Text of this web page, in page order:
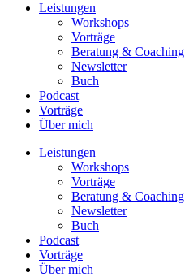
Leistungen
Workshops
Vorträge
Beratung & Coaching
Newsletter
Buch
Podcast
Vorträge
Über mich
Leistungen
Workshops
Vorträge
Beratung & Coaching
Newsletter
Buch
Podcast
Vorträge
Über mich